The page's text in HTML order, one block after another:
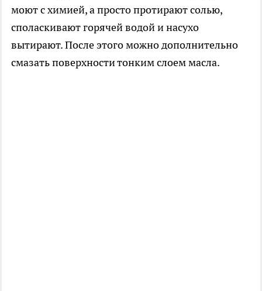
моют с химией, а просто протирают солью,
споласкивают горячей водой и насухо
вытирают. После этого можно дополнительно
смазать поверхности тонким слоем масла.